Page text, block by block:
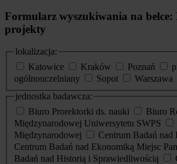
Formularz wyszukiwania na belce:
projekty
lokalizacja:
Katowice
Kraków Poznań
ogólnouczelniany
Sopot Warszawa
jednostka badawcza:
Biuro Prorektorki ds. nauki
Biuro
Międzynarodowej Uniwersytetu SWPS
Międzynarodowej
Centrum Badań
Centrum Badań nad Ekonomiką Miejsc
Badań nad Historią i Sprawiedliwością